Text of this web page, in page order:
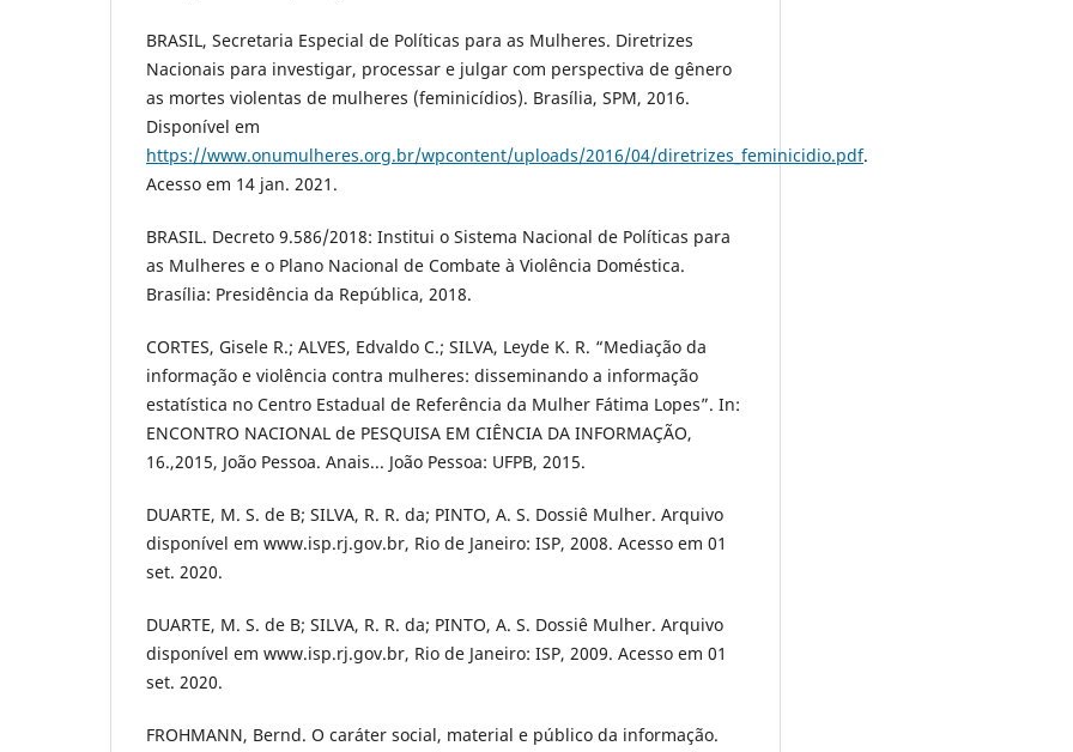
BRASIL, Secretaria Especial de Políticas para as Mulheres. Diretrizes
Nacionais para investigar, processar e julgar com perspectiva de gênero
as mortes violentas de mulheres (feminicídios). Brasília, SPM, 2016.
Disponível em
https://www.onumulheres.org.br/wpcontent/uploads/2016/04/diretrizes_feminicidio.pdf.
Acesso em 14 jan. 2021.
BRASIL. Decreto 9.586/2018: Institui o Sistema Nacional de Políticas para
as Mulheres e o Plano Nacional de Combate à Violência Doméstica.
Brasília: Presidência da República, 2018.
CORTES, Gisele R.; ALVES, Edvaldo C.; SILVA, Leyde K. R. “Mediação da
informação e violência contra mulheres: disseminando a informação
estatística no Centro Estadual de Referência da Mulher Fátima Lopes”. In:
ENCONTRO NACIONAL de PESQUISA EM CIÊNCIA DA INFORMAÇÃO,
16.,2015, João Pessoa. Anais... João Pessoa: UFPB, 2015.
DUARTE, M. S. de B; SILVA, R. R. da; PINTO, A. S. Dossiê Mulher. Arquivo
disponível em www.isp.rj.gov.br, Rio de Janeiro: ISP, 2008. Acesso em 01
set. 2020.
DUARTE, M. S. de B; SILVA, R. R. da; PINTO, A. S. Dossiê Mulher. Arquivo
disponível em www.isp.rj.gov.br, Rio de Janeiro: ISP, 2009. Acesso em 01
set. 2020.
FROHMANN, Bernd. O caráter social, material e público da informação.